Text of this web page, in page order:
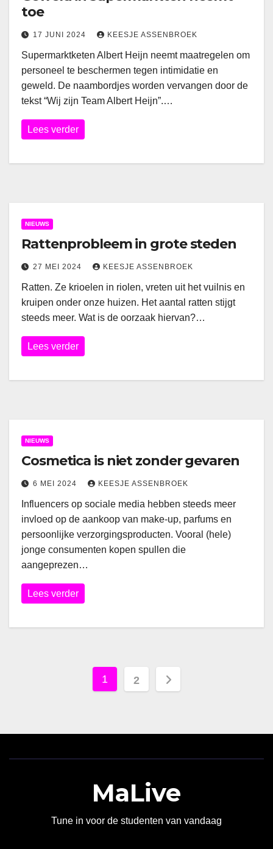
toe
17 JUNI 2024 KEESJE ASSENBROEK
Supermarktketen Albert Heijn neemt maatregelen om
personeel te beschermen tegen intimidatie en
geweld. De naambordjes worden vervangen door de
tekst “Wij zijn Team Albert Heijn”.…
Lees verder
NIEUWS
Rattenprobleem in grote steden
27 MEI 2024 KEESJE ASSENBROEK
Ratten. Ze krioelen in riolen, vreten uit het vuilnis en
kruipen onder onze huizen. Het aantal ratten stijgt
steeds meer. Wat is de oorzaak hiervan?…
Lees verder
NIEUWS
Cosmetica is niet zonder gevaren
6 MEI 2024 KEESJE ASSENBROEK
Influencers op sociale media hebben steeds meer
invloed op de aankoop van make-up, parfums en
persoonlijke verzorgingsproducten. Vooral (hele)
jonge consumenten kopen spullen die
aangeprezen…
Lees verder
Berichten
1 2
MaLive
Tune in voor de studenten van vandaag